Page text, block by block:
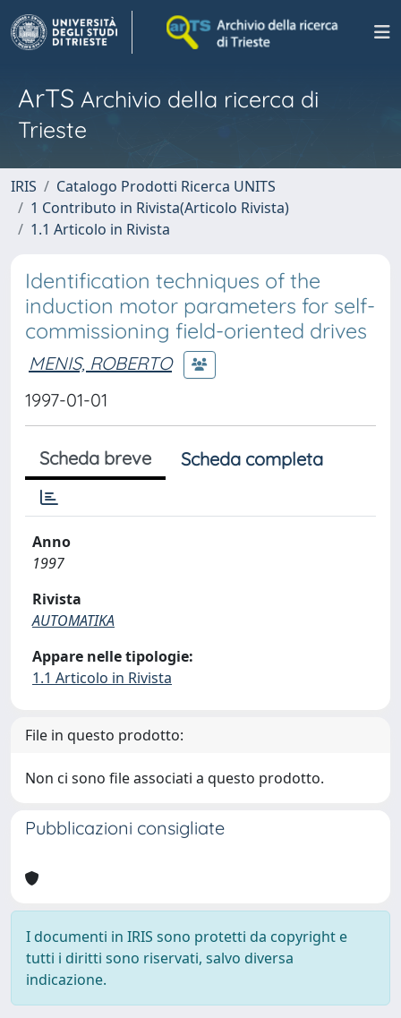
ArTS Archivio della ricerca di
Trieste
IRIS
Catalogo Prodotti Ricerca UNITS
1 Contributo in Rivista(Articolo Rivista)
1.1 Articolo in Rivista
Identification techniques of the
induction motor parameters for self-
commissioning field-oriented drives
MENIS, ROBERTO
1997-01-01
Scheda breve Scheda completa
Anno
1997
Rivista
AUTOMATIKA
Appare nelle tipologie:
1.1 Articolo in Rivista
File in questo prodotto:
Non ci sono file associati a questo prodotto.
Pubblicazioni consigliate
I documenti in IRIS sono protetti da copyright e
tutti i diritti sono riservati, salvo diversa
indicazione.